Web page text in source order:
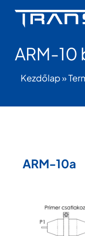
ARM-10
Kezdőlap»
ARM-10a